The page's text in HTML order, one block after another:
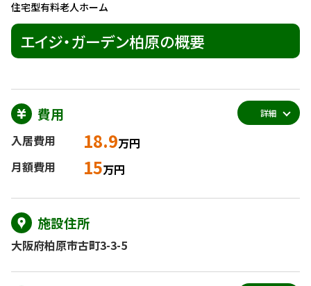
住宅型有料老人ホーム
エイジ・ガーデン柏原の概要
費用
入居費用 18.9万円
月額費用
15万円
詳細
施設住所
大阪府柏原市古町3-3-5